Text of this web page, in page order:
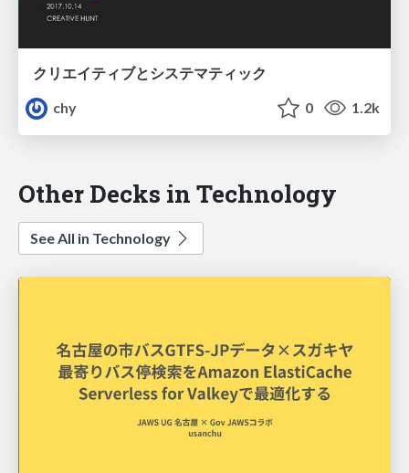
クリエイティブとシステマティック
chy
0 1.2k
Other Decks in Technology
See All in Technology